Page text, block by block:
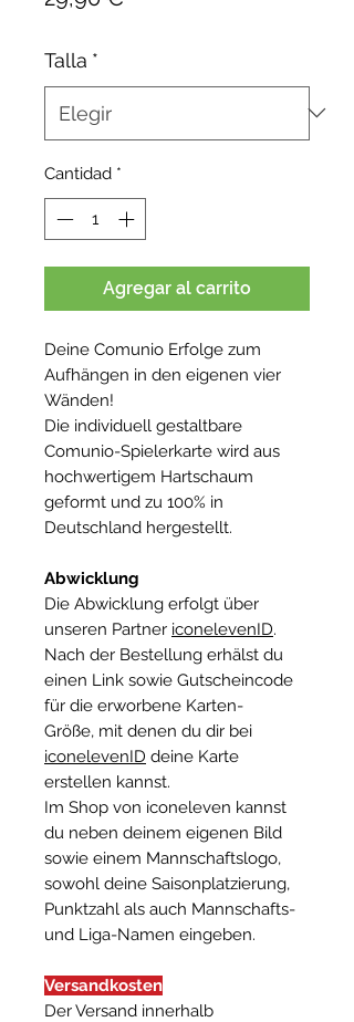
Talla *
Cantidad *
Agregar al carrito
Deine Comunio Erfolge zum
Aufhängen in den eigenen vier
Wänden!
Die individuell gestaltbare
Comunio-Spielerkarte wird aus
hochwertigem Hartschaum
geformt und zu 100% in
Deutschland hergestellt.
Abwicklung
Die Abwicklung erfolgt über
unseren Partner iconelevenID.
Nach der Bestellung erhälst du
einen Link sowie Gutscheincode
für die erworbene Karten-
Größe, mit denen du dir bei
iconelevenID deine Karte
erstellen kannst.
Im Shop von iconeleven kannst
du neben deinem eigenen Bild
sowie einem Mannschaftslogo,
sowohl deine Saisonplatzierung,
Punktzahl als auch Mannschafts-
und Liga-Namen eingeben.
Versandkosten
Der Versand innerhalb